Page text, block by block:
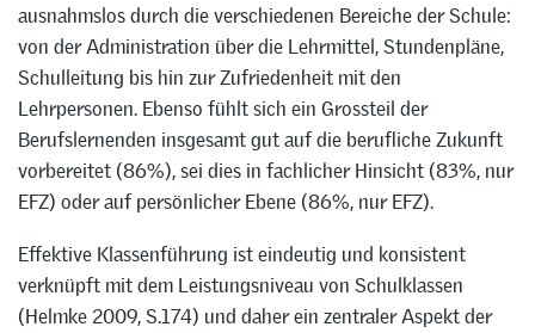
ausnahmslos durch die verschiedenen Bereiche der Schule:
von der Administration über die Lehrmittel, Stundenpläne,
Schulleitung bis hin zur Zufriedenheit mit den
Lehrpersonen. Ebenso fühlt sich ein Grossteil der
Berufslernenden insgesamt gut auf die berufliche Zukunft
vorbereitet (86%), sei dies in fachlicher Hinsicht (83%, nur
EFZ) oder auf persönlicher Ebene (86%, nur EFZ).
Effektive Klassenführung ist eindeutig und konsistent
verknüpft mit dem Leistungsniveau von Schulklassen
(Helmke 2009, S.174) und daher ein zentraler Aspekt der